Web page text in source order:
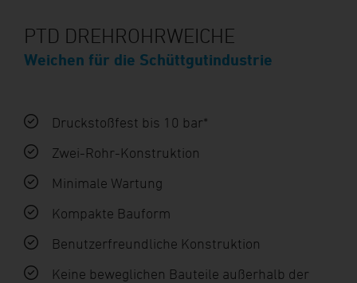
PTD DREHROHRWEICHE
Weichen für die Schüttgutindustrie
Druckstoßfest bis 10 bar*
Zwei-Rohr-Konstruktion
Minimale Wartung
Kompakte Bauform
Benutzerfreundliche Konstruktion
Keine beweglichen Bauteile außerhalb der